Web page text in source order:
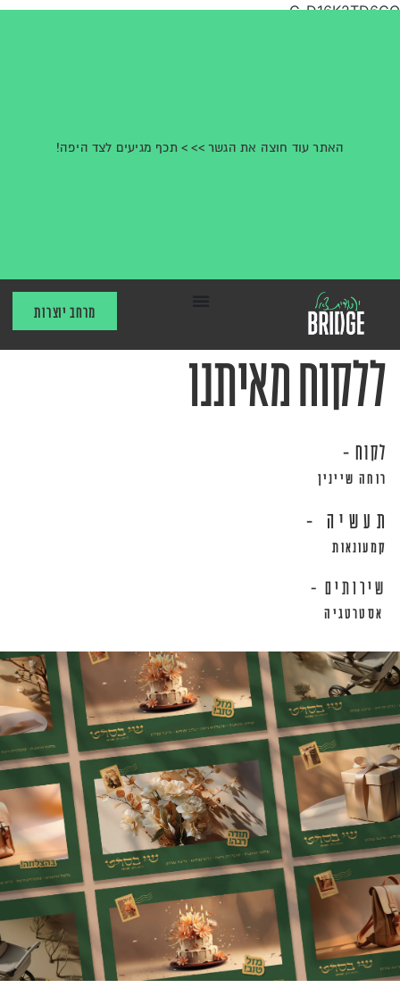
G-D16K2TD6CQ
האתר עוד חוצה את הגשר >> > תכף מגיעים לצד היפה!
מרחב יוצרות
ללקוח מאיתנו
לקוח -
רוחה שיינין
תעשיה -
קמעונאות
שירותים -
אסטרטגיה